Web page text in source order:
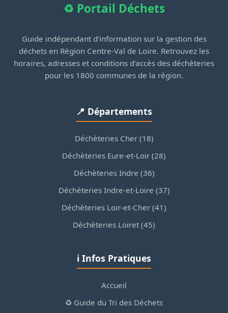
♻️ Portail Déchets
Guide indépendant d'information sur la gestion des
déchets en Région Centre-Val de Loire. Retrouvez les
horaires, adresses et conditions d'accès des déchèteries
pour les 1800 communes de la région.
📍 Départements
Déchèteries Cher (18)
Déchèteries Eure-et-Loir (28)
Déchèteries Indre (36)
Déchèteries Indre-et-Loire (37)
Déchèteries Loir-et-Cher (41)
Déchèteries Loiret (45)
ℹ️ Infos Pratiques
Accueil
♻️ Guide du Tri des Déchets